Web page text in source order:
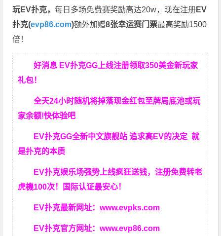
玩EV扑克，每日多场免费赛奖励高达20w，现在注册EV
扑克(evp86.com)额外加赠8张幸运赛门票最高奖励1500
倍！
好消息 EV扑克GG上线注册领取350美金新玩家
礼包！
全天24小时随机将掉落现金红包至牌局底池或玩
家余额!快体验吧
EV扑克GG全新中文旗舰站 追求高EV的决定就
是扑克的本质
EV扑克娱乐场强势上线疯狂送钱，注册免费转老
虎機100次！国际认证最安心！
EV扑克最新网址：www.evpks.com
EV扑克官方网址：www.evp86.com